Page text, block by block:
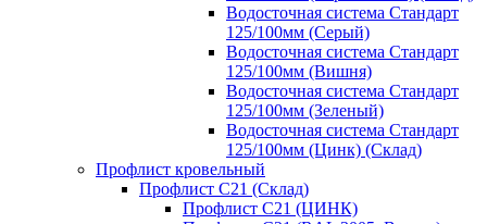
Водосточная система Стандарт
125/100мм (Серый)
Водосточная система Стандарт
125/100мм (Вишня)
Водосточная система Стандарт
125/100мм (Зеленый)
Водосточная система Стандарт
125/100мм (Цинк) (Склад)
Профлист кровельный
Профлист С21 (Склад)
Профлист С21 (ЦИНК)